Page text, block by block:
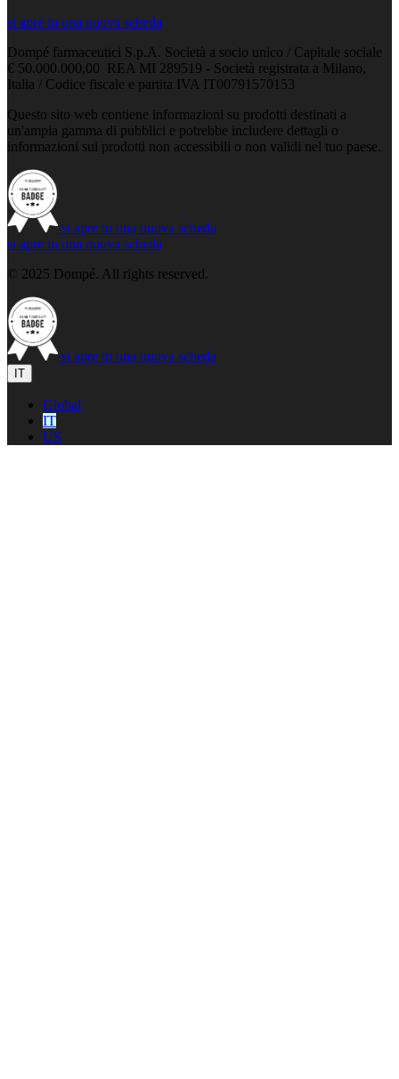
si apre in una nuova scheda
Dompé farmaceutici S.p.A. Società a socio unico / Capitale sociale
€ 50.000.000,00 REA MI 289519 - Società registrata a Milano,
Italia / Codice fiscale e partita IVA IT00791570153
Questo sito web contiene informazioni su prodotti destinati a
un'ampia gamma di pubblici e potrebbe includere dettagli o
informazioni sui prodotti non accessibili o non validi nel tuo paese.
si apre in una nuova scheda
si apre in una nuova scheda
© 2025 Dompé. All rights reserved.
si apre in una nuova scheda
IT
Global
IT
US